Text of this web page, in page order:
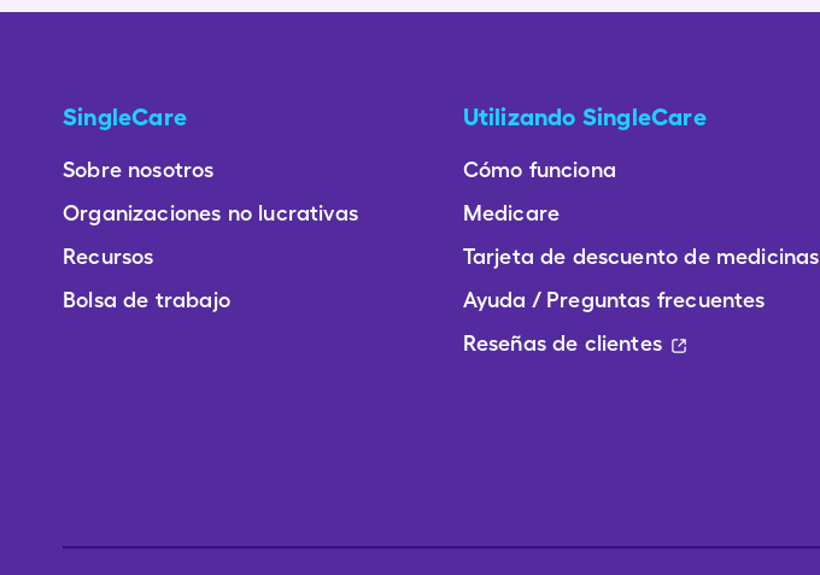
SingleCare
Sobre nosotros
Organizaciones no lucrativas
Recursos
Bolsa de trabajo
Utilizando SingleCare
Cómo funciona
Medicare
Tarjeta de descuento de medicinas
Ayuda / Preguntas frecuentes
Reseñas de clientes